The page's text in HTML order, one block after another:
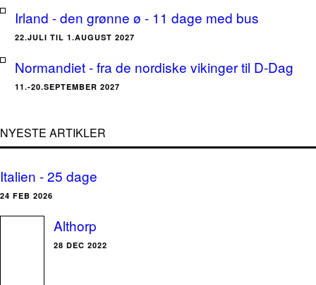
Irland - den grønne ø - 11 dage med bus
22.JULI TIL 1.AUGUST 2027
Normandiet - fra de nordiske vikinger til D-Dag
11.-20.SEPTEMBER 2027
NYESTE ARTIKLER
Italien - 25 dage
24 FEB 2026
Althorp
28 DEC 2022